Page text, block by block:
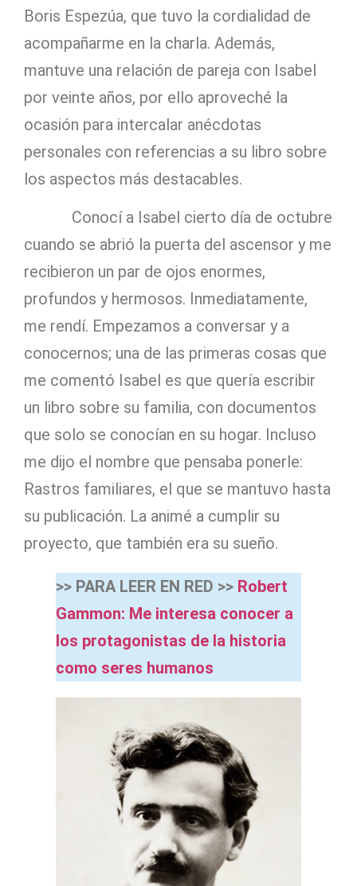
Boris Espezúa, que tuvo la cordialidad de
acompañarme en la charla. Además,
mantuve una relación de pareja con Isabel
por veinte años, por ello aproveché la
ocasión para intercalar anécdotas
personales con referencias a su libro sobre
los aspectos más destacables.
Conocí a Isabel cierto día de octubre
cuando se abrió la puerta del ascensor y me
recibieron un par de ojos enormes,
profundos y hermosos. Inmediatamente,
me rendí. Empezamos a conversar y a
conocernos; una de las primeras cosas que
me comentó Isabel es que quería escribir
un libro sobre su familia, con documentos
que solo se conocían en su hogar. Incluso
me dijo el nombre que pensaba ponerle:
Rastros familiares, el que se mantuvo hasta
su publicación. La animé a cumplir su
proyecto, que también era su sueño.
>> PARA LEER EN RED >> Robert
Gammon: Me interesa conocer a
los protagonistas de la historia
como seres humanos